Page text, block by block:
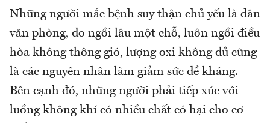
Những người mắc bệnh suy thận chủ yếu là dân
văn phòng, do ngồi lâu một chỗ, luôn ngồi điều
hòa không thông gió, lượng oxi không đủ cũng
là các nguyên nhân làm giảm sức đề kháng.
Bên cạnh đó, những người phải tiếp xúc với
luồng không khí có nhiều chất có hại cho cơ